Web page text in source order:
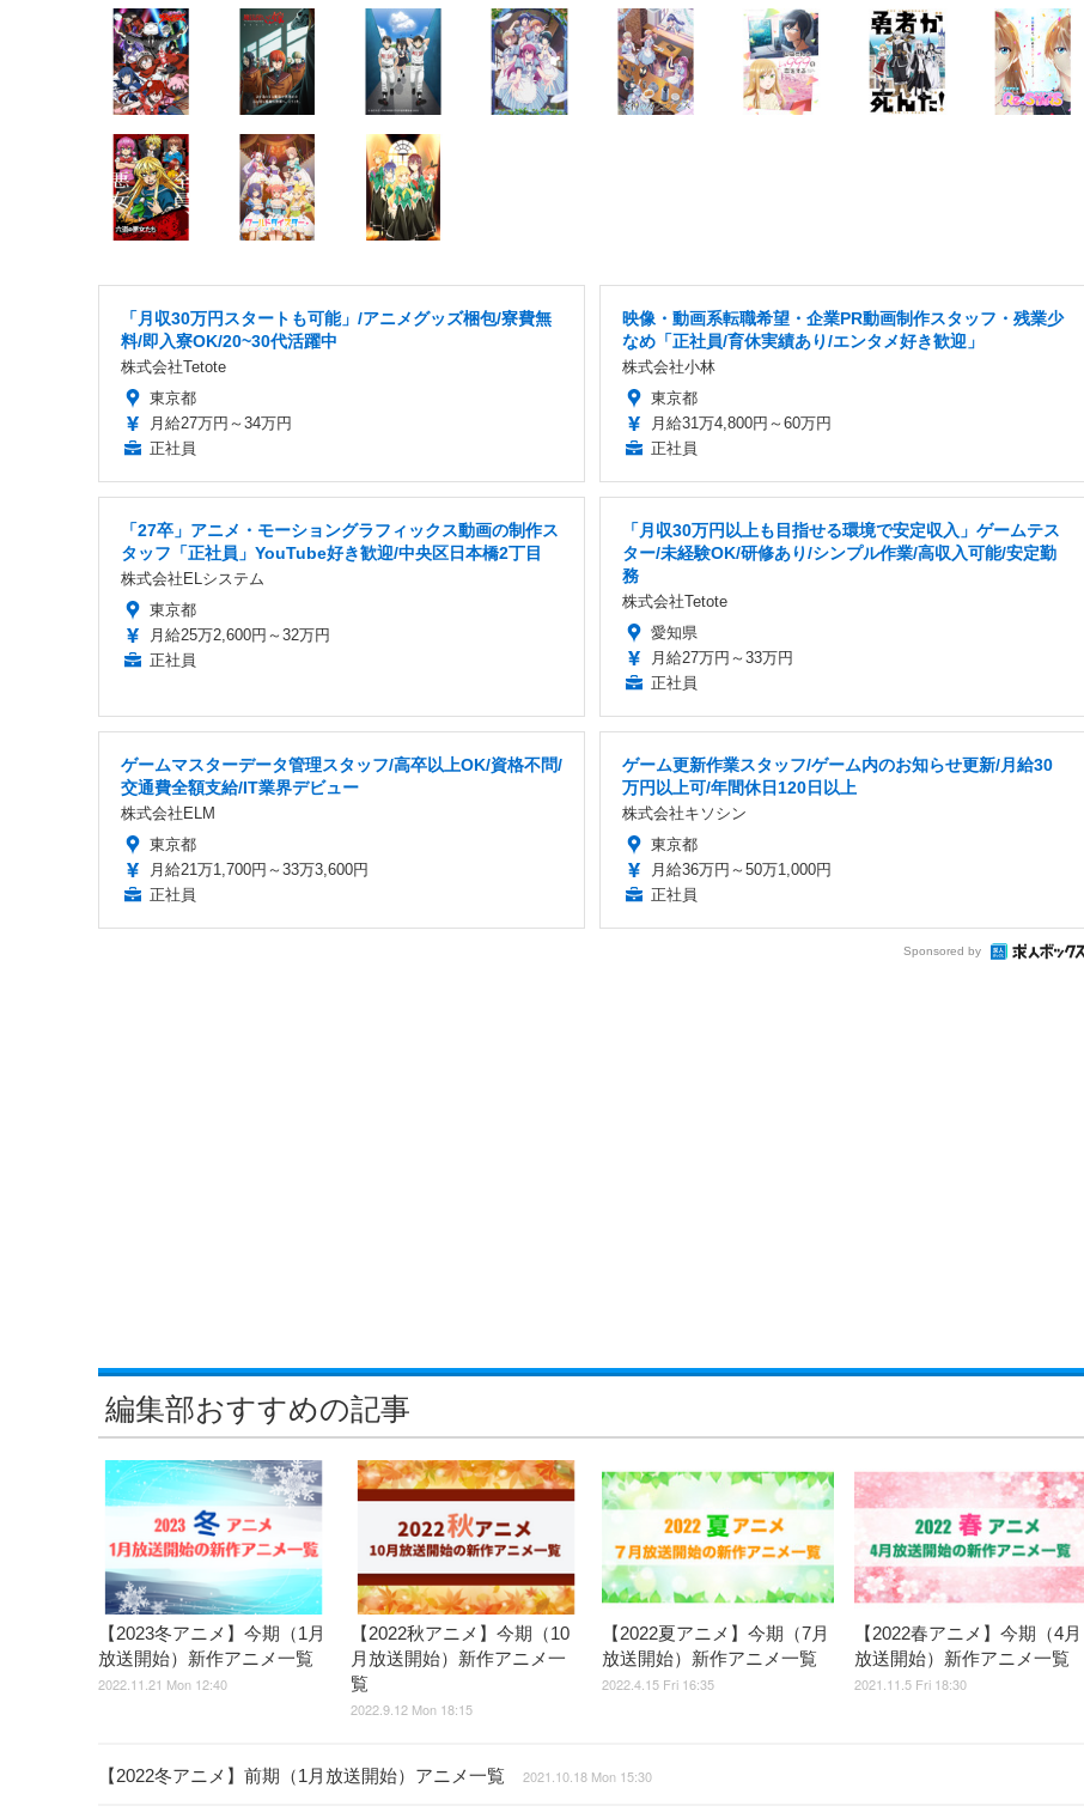
「月収30万円スタートも可能」/アニメグッズ梱包/寮費無
料/即入寮OK/20~30代活躍中
株式会社Tetote
東京都
月給27万円～34万円
正社員
映像・動画系転職希望・企業PR動画制作スタッフ・残業少
なめ「正社員/育休実績あり/エンタメ好き歓迎」
株式会社小林
東京都
月給31万4,800円～60万円
正社員
「27卒」アニメ・モーショングラフィックス動画の制作ス
タッフ「正社員」YouTube好き歓迎/中央区日本橋2丁目
株式会社ELシステム
東京都
月給25万2,600円～32万円
正社員
「月収30万円以上も目指せる環境で安定収入」ゲームテス
ター/未経験OK/研修あり/シンプル作業/高収入可能/安定勤
務
株式会社Tetote
愛知県
月給27万円～33万円
正社員
ゲームマスターデータ管理スタッフ/高卒以上OK/資格不問/
交通費全額支給/IT業界デビュー
株式会社ELM
東京都
月給21万1,700円～33万3,600円
正社員
ゲーム更新作業スタッフ/ゲーム内のお知らせ更新/月給30
万円以上可/年間休日120日以上
株式会社キソシン
東京都
月給36万円～50万1,000円
正社員
Sponsored by
編集部おすすめの記事
【2023冬アニメ】今期（1月
放送開始）新作アニメ一覧
2022.11.21 Mon 12:40
【2022秋アニメ】今期（10
月放送開始）新作アニメ一
覧
2022.9.12 Mon 18:15
【2022夏アニメ】今期（7月
放送開始）新作アニメ一覧
2022.4.15 Fri 16:35
【2022春アニメ】今期（4月
放送開始）新作アニメ一覧
2021.11.5 Fri 18:30
【2022冬アニメ】前期（1月放送開始）アニメ一覧 2021.10.18 Mon 15:30